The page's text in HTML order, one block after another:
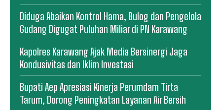
Diduga Abaikan Kontrol Hama, Bulog dan Pengelola
Gudang Digugat Puluhan Miliar di PN Karawang
Kapolres Karawang Ajak Media Bersinergi Jaga
Kondusivitas dan Iklim Investasi
Bupati Aep Apresiasi Kinerja Perumdam Tirta
Tarum, Dorong Peningkatan Layanan Air Bersih